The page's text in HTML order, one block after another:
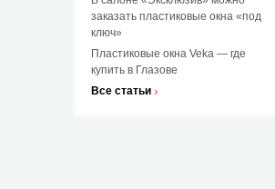
заказать пластиковые окна «под
ключ»
Пластиковые окна Veka — где
купить в Глазове
Все статьи